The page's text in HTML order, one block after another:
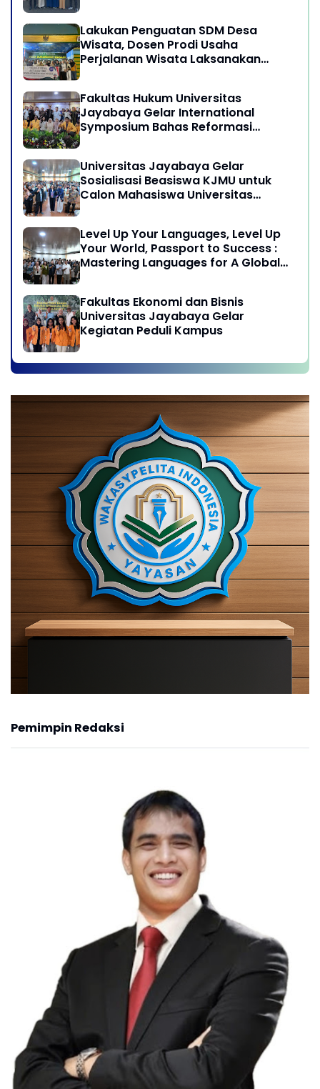
Lakukan Penguatan SDM Desa
Wisata, Dosen Prodi Usaha
Perjalanan Wisata Laksanakan
Sukamandi Masagi - Kabupaten
Subang, Jawa Barat
Fakultas Hukum Universitas
Jayabaya Gelar International
Symposium Bahas Reformasi
Universitas Jayabaya Gelar
Sosialisasi Beasiswa KJMU untuk
Calon Mahasiswa Universitas
Level Up Your Languages, Level Up
Your World, Passport to Success :
Mastering Languages for A Global
Fakultas Ekonomi dan Bisnis
Universitas Jayabaya Gelar
Kegiatan Peduli Kampus
Pemimpin Redaksi